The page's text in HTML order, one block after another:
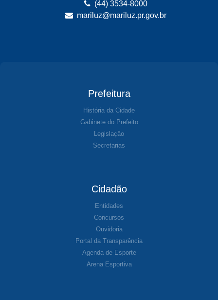
(44) 3534-8000
mariluz@mariluz.pr.gov.br
Prefeitura
História da Cidade
Gabinete do Prefeito
Legislação
Secretarias
Cidadão
Entidades
Concursos
Ouvidoria
Portal da Transparência
Agenda de Esporte
Arena Esportiva